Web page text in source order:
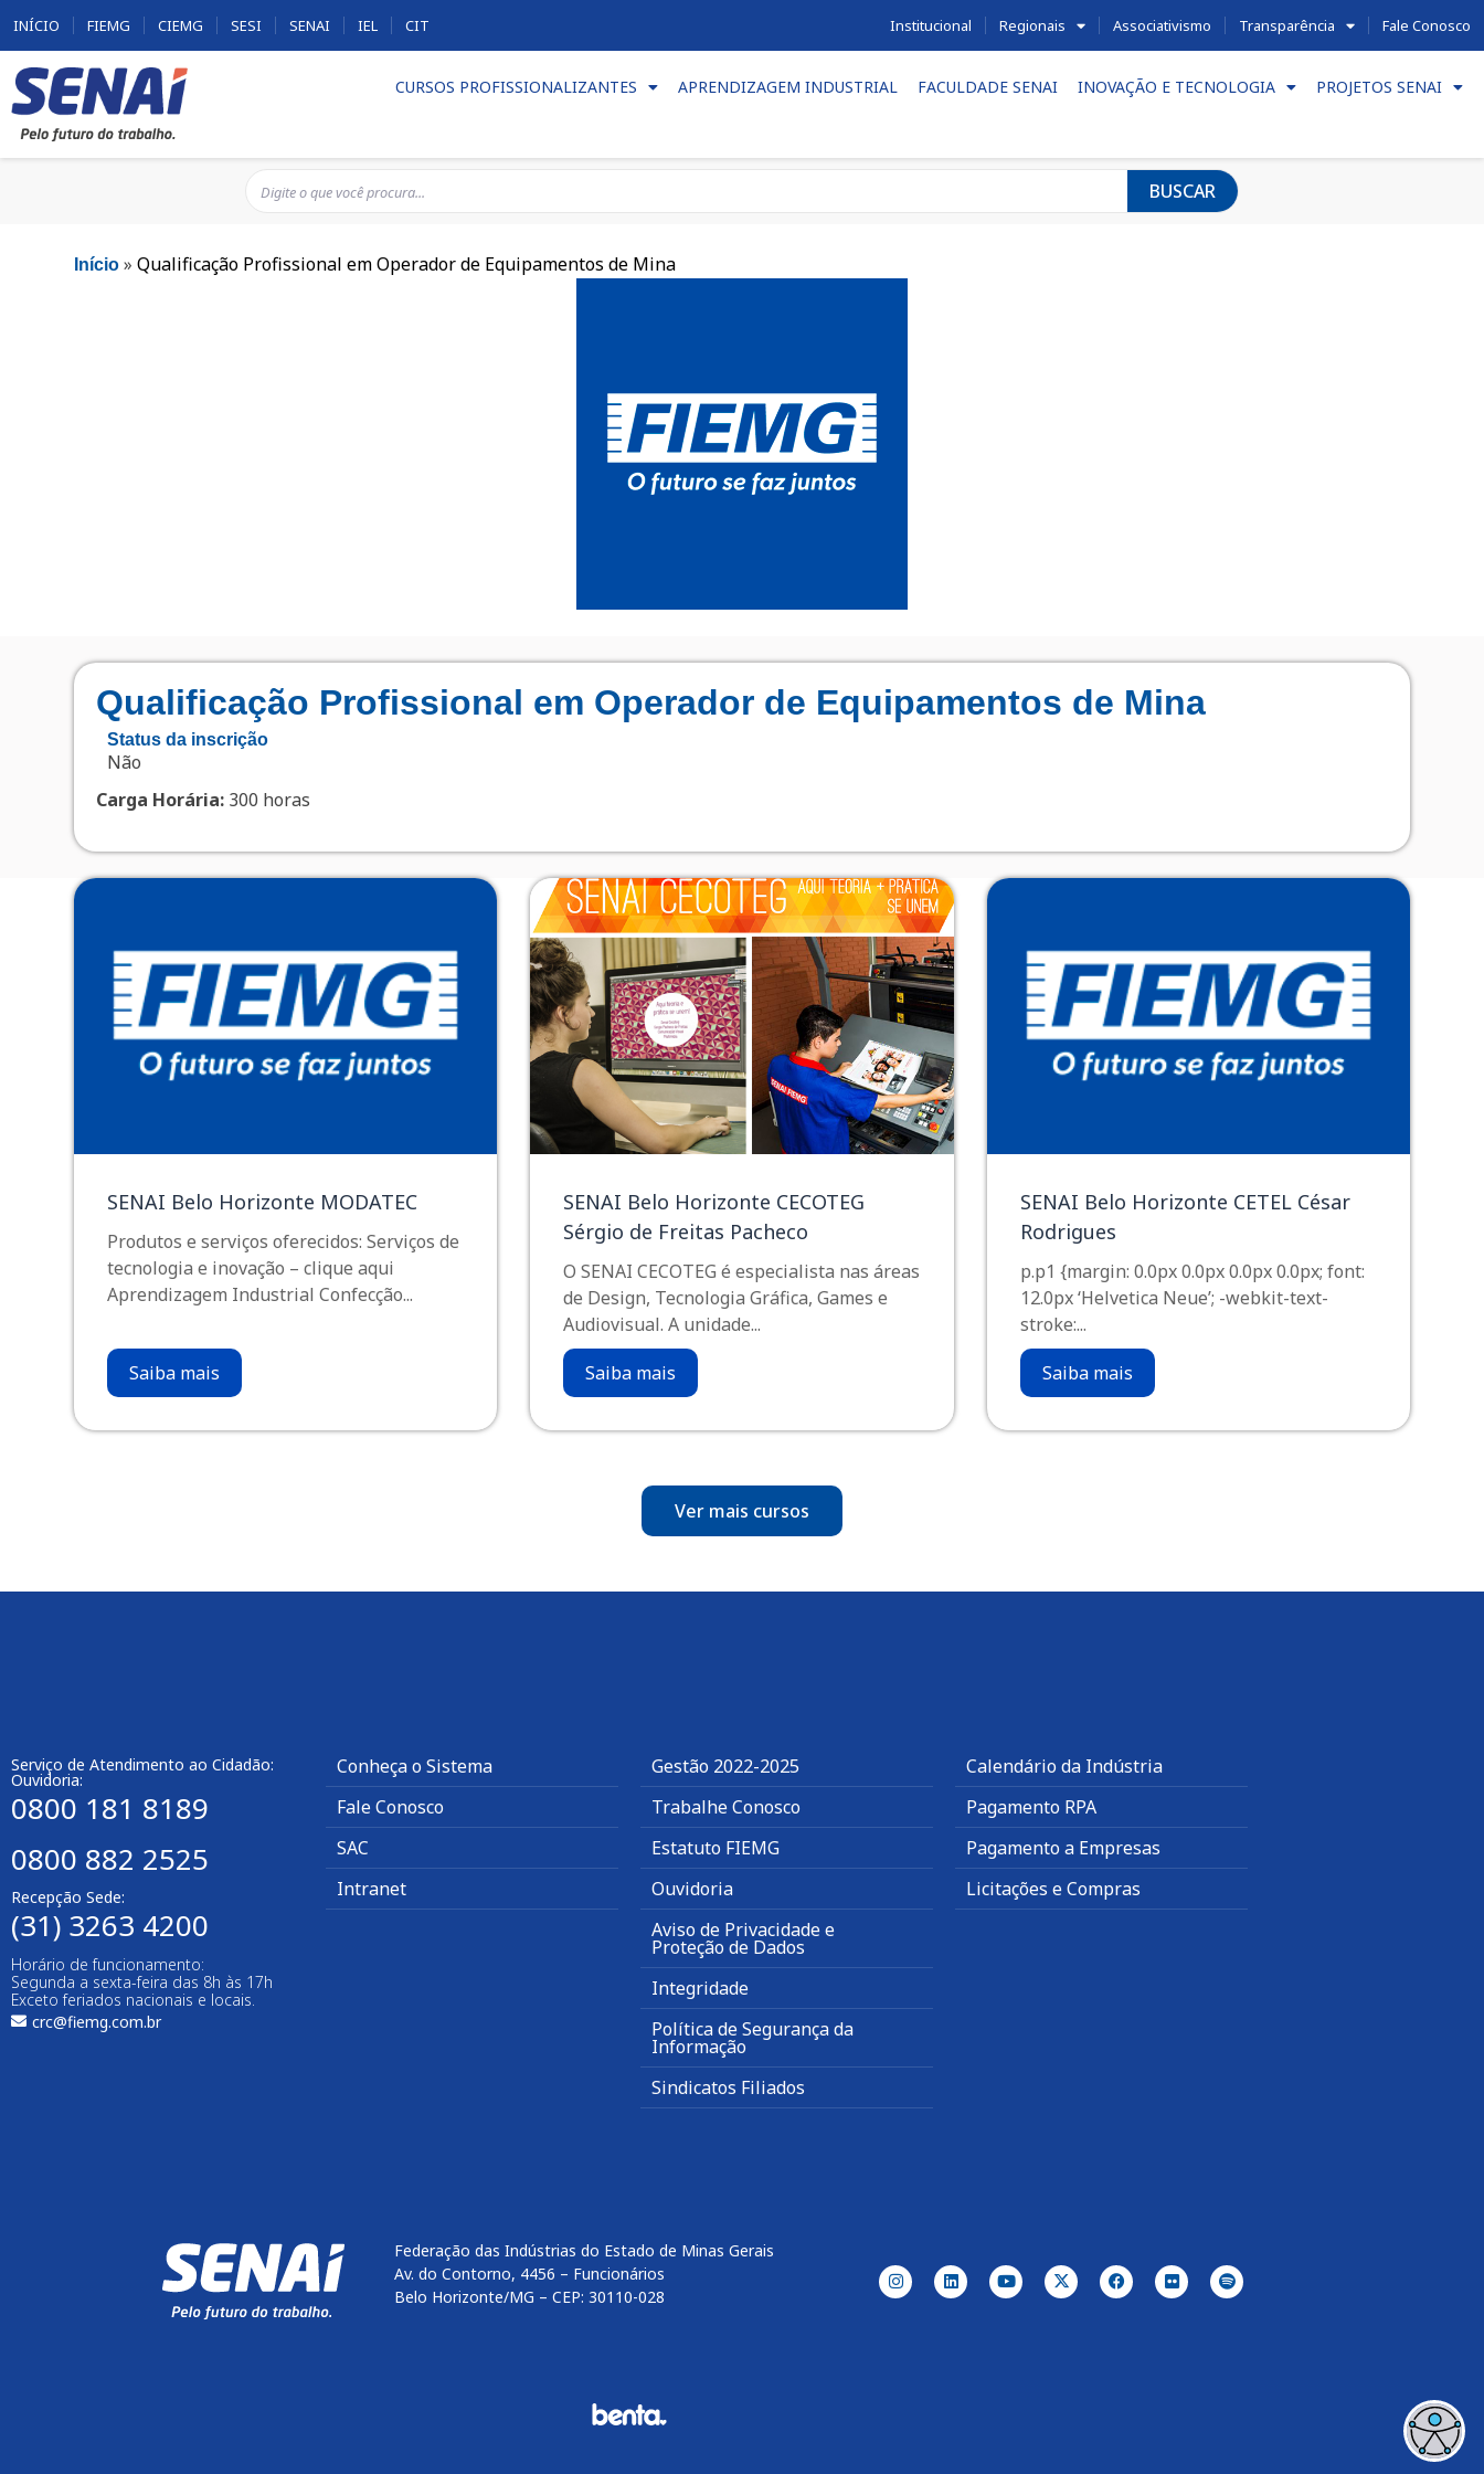
INÍCIO FIEMG CIEMG SESI SENAI IEL CIT Institucional Regionais Associativismo Transparência Fale Conosco
CURSOS PROFISSIONALIZANTES APRENDIZAGEM INDUSTRIAL FACULDADE SENAI INOVAÇÃO E TECNOLOGIA PROJETOS SENAI
BUSCAR
Início »Qualificação Profissional em Operador de Equipamentos de Mina
Qualificação Profissional em Operador de Equipamentos de Mina
Status da inscrição
Não
Carga Horária: 300 horas
SENAI Belo Horizonte MODATEC
Produtos e serviços oferecidos: Serviços de
tecnologia e inovação – clique aqui
Aprendizagem Industrial Confecção...
Saiba mais
SENAI Belo Horizonte CECOTEG
Sérgio de Freitas Pacheco
O SENAI CECOTEG é especialista nas áreas
de Design, Tecnologia Gráfica, Games e
Audiovisual. A unidade...
Saiba mais
SENAI Belo Horizonte CETEL César
Rodrigues
p.p1 {margin: 0.0px 0.0px 0.0px 0.0px; font:
12.0px ‘Helvetica Neue’; -webkit-text-
stroke:...
Saiba mais
Ver mais cursos
Serviço de Atendimento ao Cidadão:
Ouvidoria:
0800 181 8189
0800 882 2525
Recepção Sede:
(31) 3263 4200
Horário de funcionamento:
Segunda a sexta-feira das 8h às 17h
Exceto feriados nacionais e locais.
crc@fiemg.com.br
Conheça o Sistema
Fale Conosco
SAC
Intranet
Gestão 2022-2025
Trabalhe Conosco
Estatuto FIEMG
Ouvidoria
Aviso de Privacidade e
Proteção de Dados
Integridade
Política de Segurança da
Informação
Sindicatos Filiados
Calendário da Indústria
Pagamento RPA
Pagamento a Empresas
Licitações e Compras
Federação das Indústrias do Estado de Minas Gerais
Av. do Contorno, 4456 – Funcionários
Belo Horizonte/MG – CEP: 30110-028